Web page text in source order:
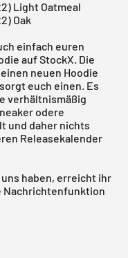
Light Oatmeal
Oak
einfach euren
auf StockX. Die
neuen Hoodie
euch einen. Es
verhältnismäßig
odere
und daher nichts
Releasekalender
haben, erreicht ihr
Nachrichtenfunktion